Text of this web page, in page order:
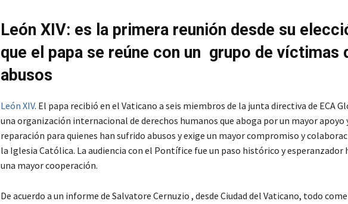
León XIV: es la primera reunión desde su
que el papa se reúne con un grupo de víctimas
abusos
León XIV. El papa recibió en el Vaticano a seis miembros de la junta directiva de ECA
una organización internacional de derechos humanos que aboga por un mayor apoyo
reparación para quienes han sufrido abusos y exige un mayor compromiso y
la Iglesia Católica. La audiencia con el Pontífice fue un paso histórico y esperanzador
una mayor cooperación.
De acuerdo a un informe de Salvatore Cernuzio , desde Ciudad del Vaticano, todo